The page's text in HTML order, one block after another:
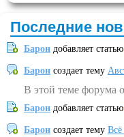
Последние
Барон добавляет статью
Барон создает тему
В этой теме форума
Барон добавляет статью
Барон создает тему Всё